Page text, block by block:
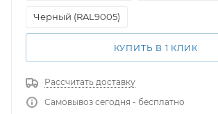
Черный (RAL9005)
КУПИТЬ В 1 КЛИК
Рассчитать доставку
Самовывоз сегодня - бесплатно